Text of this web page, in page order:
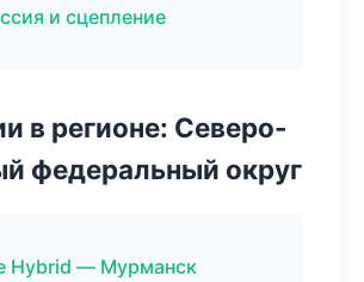
и сцепление
в регионе: Северо-
федеральный округ
Hybrid — Мурманск